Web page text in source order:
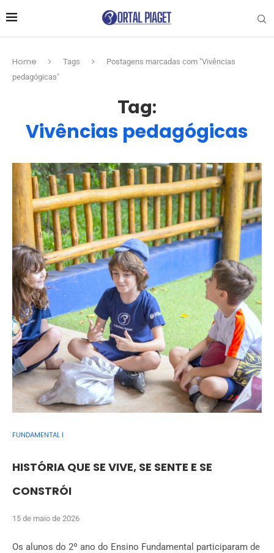
Home Tags
Postagens marcadas com "Vivências
pedagógicas"
Tag:
Vivências pedagógicas
FUNDAMENTAL I
HISTÓRIA QUE SE VIVE, SE SENTE E SE
CONSTRÓI
15 de maio de 2026
Os alunos do 2º ano do Ensino Fundamental participaram de